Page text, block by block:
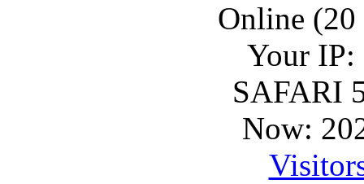
Online (20
Your IP:
SAFARI
Now: